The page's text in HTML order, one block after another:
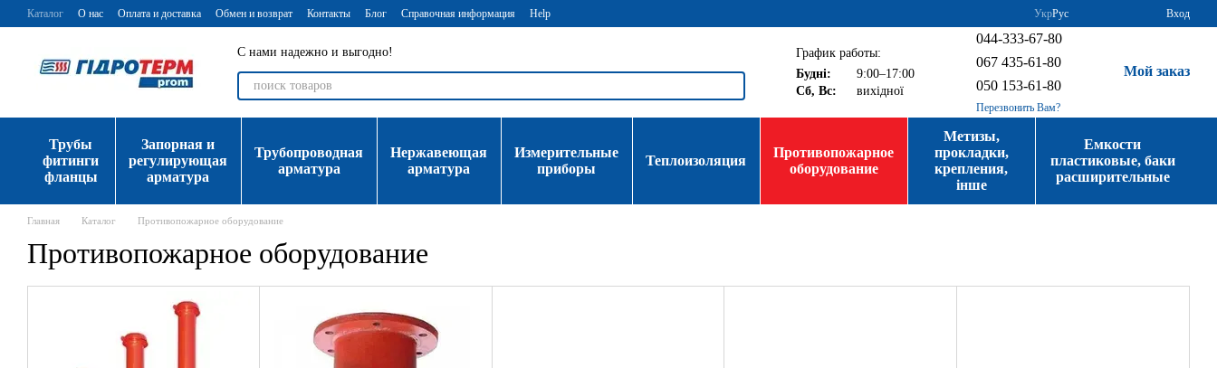
Перейти к основному контенту
Каталог О нас Оплата и доставка Обмен и возврат Контакты Блог Справочная информация Help УкрРус Вход
С нами надежно и выгодно!
График работы:
Будні:
9:00–17:00
Сб, Вс:
вихідної
044-333-67-80
067 435-61-80
050 153-61-80
Перезвонить Вам?
Мой заказ
Трубы
фитинги
фланцы
Запорная и
регулирующая
арматура
Трубопроводная
арматура
Нержавеющая
арматура
Измерительные
приборы
Теплоизоляция
Противопожарное
оборудование
Метизы,
прокладки,
крепления,
інше
Емкости
пластиковые, баки
расширительные
Главная Каталог Противопожарное оборудование
Противопожарное оборудование